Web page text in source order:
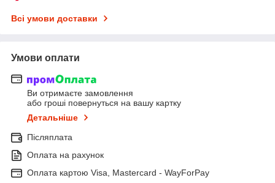
Всі умови доставки
Умови оплати
Ви отримаєте замовлення
або гроші повернуться на вашу картку
Детальніше
Післяплата
Оплата на рахунок
Оплата картою Visa, Mastercard - WayForPay